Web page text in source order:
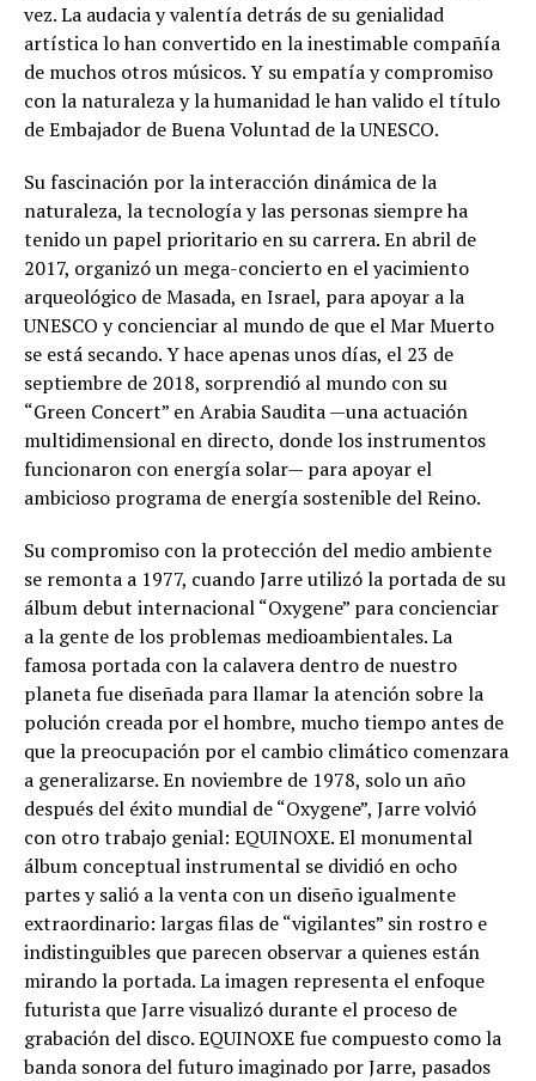
vez. La audacia y valentía detrás de su genialidad
artística lo han convertido en la inestimable compañía
de muchos otros músicos. Y su empatía y compromiso
con la naturaleza y la humanidad le han valido el título
de Embajador de Buena Voluntad de la UNESCO.
Su fascinación por la interacción dinámica de la
naturaleza, la tecnología y las personas siempre ha
tenido un papel prioritario en su carrera. En abril de
2017, organizó un mega-concierto en el yacimiento
arqueológico de Masada, en Israel, para apoyar a la
UNESCO y concienciar al mundo de que el Mar Muerto
se está secando. Y hace apenas unos días, el 23 de
septiembre de 2018, sorprendió al mundo con su
“Green Concert” en Arabia Saudita —una actuación
multidimensional en directo, donde los instrumentos
funcionaron con energía solar— para apoyar el
ambicioso programa de energía sostenible del Reino.
Su compromiso con la protección del medio ambiente
se remonta a 1977, cuando Jarre utilizó la portada de su
álbum debut internacional “Oxygene” para concienciar
a la gente de los problemas medioambientales. La
famosa portada con la calavera dentro de nuestro
planeta fue diseñada para llamar la atención sobre la
polución creada por el hombre, mucho tiempo antes de
que la preocupación por el cambio climático comenzara
a generalizarse. En noviembre de 1978, solo un año
después del éxito mundial de “Oxygene”, Jarre volvió
con otro trabajo genial: EQUINOXE. El monumental
álbum conceptual instrumental se dividió en ocho
partes y salió a la venta con un diseño igualmente
extraordinario: largas filas de “vigilantes” sin rostro e
indistinguibles que parecen observar a quienes están
mirando la portada. La imagen representa el enfoque
futurista que Jarre visualizó durante el proceso de
grabación del disco. EQUINOXE fue compuesto como la
banda sonora del futuro imaginado por Jarre, pasados